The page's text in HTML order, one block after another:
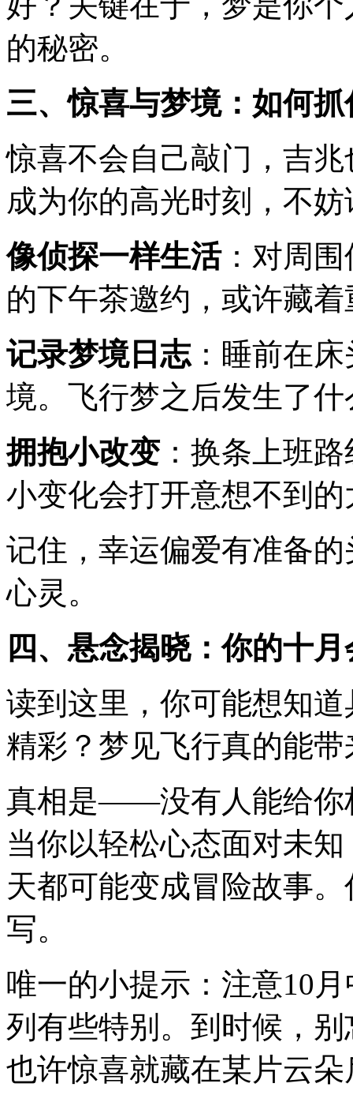
的秘密。
三、惊喜与梦境：如何
惊喜不会自己敲门，吉
成为你的高光时刻，不
像侦探一样生活：对周
的下午茶邀约，或许藏
记录梦境日志：睡前在
境。飞行梦之后发生了
拥抱小改变：换条上班
小变化会打开意想不到的
记住，幸运偏爱有准备
心灵。
四、悬念揭晓：你的十
读到这里，你可能想知
精彩？梦见飞行真的能
真相是——没有人能给你
当你以轻松心态面对未
天都可能变成冒险故事
写。
唯一的小提示：注意10
列有些特别。到时候，
也许惊喜就藏在某片云朵